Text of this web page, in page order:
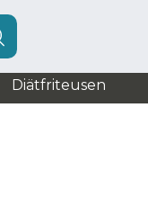
Diätfriteusen